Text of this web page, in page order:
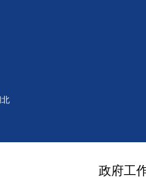
表委员们这
政府工